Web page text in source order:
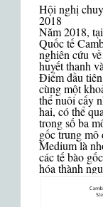
Hội nghị
2018
Năm 2018,
Quốc tế
nghiên cứu
huyết thanh
Điểm đầu
cùng một
thể nuôi cấy
hai, có thể
trong số ba
gốc trung
Medium là
các tế bào
hóa thành